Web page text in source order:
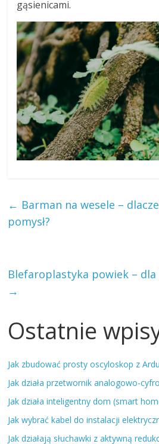
gąsienicami.
← Barman na wesele –
pomysł?
Blefaroplastyka powiek –
→
Ostatnie
Jak zbudować prosty oscyloskop z
Jak działa przetwornik analogowo-
Jak działa inteligentny dom (smart
Jak wybrać kabel do instalacji
Jak działają słuchawki z aktywną